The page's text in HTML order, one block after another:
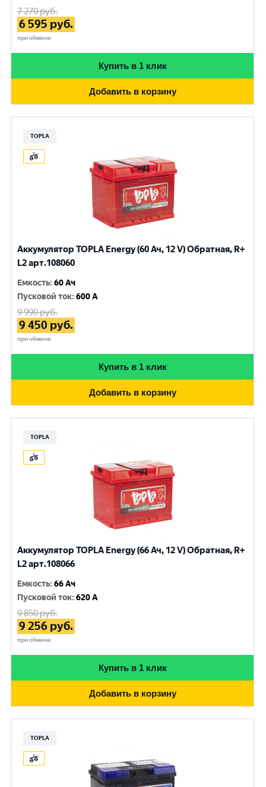
7 270руб.
6 595 руб.
при обмене
Купить в 1 клик
Добавить в корзину
TOPLA
Аккумулятор TOPLA Energy (60 Ач, 12 V) Обратная, R+
L2 арт.108060
Емкость:60 Ач
Пусковой ток:600 A
9 990руб.
9 450 руб.
при обмене
Купить в 1 клик
Добавить в корзину
TOPLA
Аккумулятор TOPLA Energy (66 Ач, 12 V) Обратная, R+
L2 арт.108066
Емкость:66 Ач
Пусковой ток:620 A
9 850руб.
9 256 руб.
при обмене
Купить в 1 клик
Добавить в корзину
TOPLA